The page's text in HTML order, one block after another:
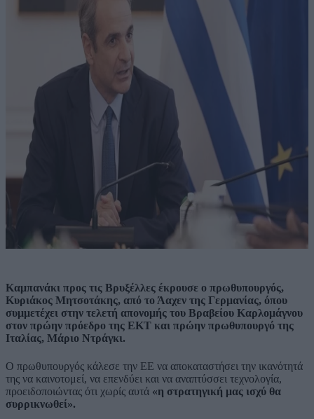
Καμπανάκι προς τις Βρυξέλλες έκρουσε ο πρωθυπουργός,
Κυριάκος Μητσοτάκης, από το Άαχεν της Γερμανίας, όπου
συμμετέχει στην τελετή απονομής του Βραβείου Καρλομάγνου
στον πρώην πρόεδρο της ΕΚΤ και πρώην πρωθυπουργό της
Ιταλίας, Μάριο Ντράγκι.
Ο πρωθυπουργός κάλεσε την ΕΕ να αποκαταστήσει την ικανότητά
της να καινοτομεί, να επενδύει και να αναπτύσσει τεχνολογία,
προειδοποιώντας ότι χωρίς αυτά «η στρατηγική μας ισχύ θα
συρρικνωθεί».